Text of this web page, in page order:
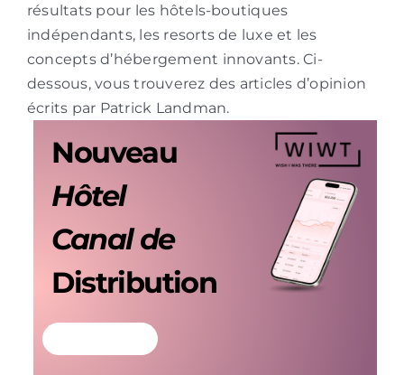
Nouveau
Hôtel
Canal de
Distribution
résultats pour les hôtels-boutiques
indépendants, les resorts de luxe et les
concepts d’hébergement innovants. Ci-
dessous, vous trouverez des articles d’opinion
écrits par Patrick Landman.